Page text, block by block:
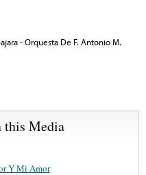
- Orquesta De F. Antonio M.
this Media
Y Mi Amor